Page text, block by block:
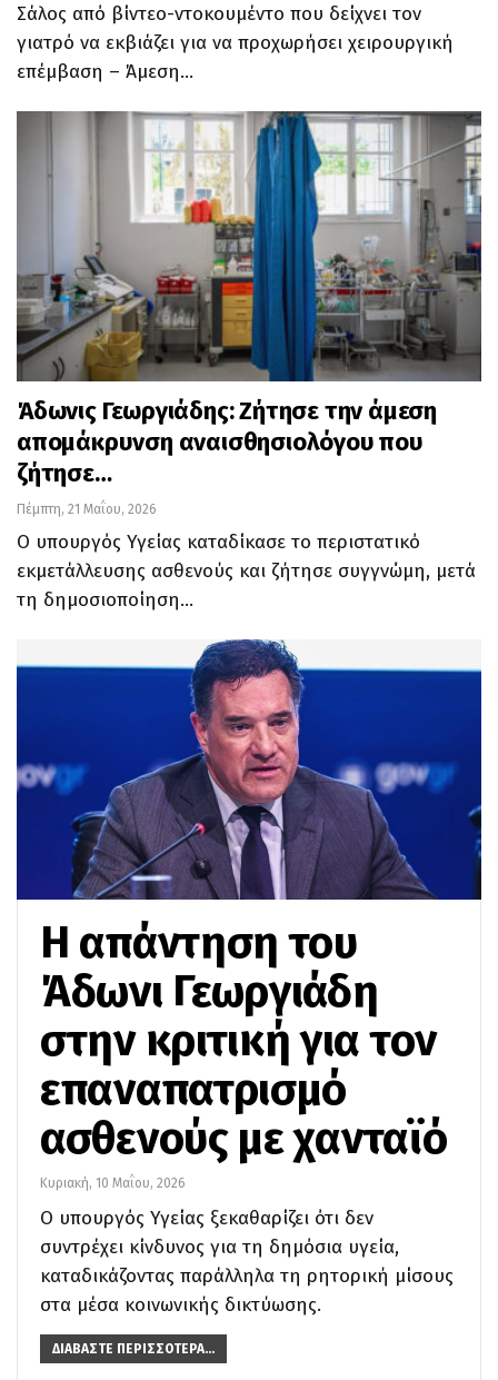
Σάλος από βίντεο-ντοκουμέντο που δείχνει τον
γιατρό να εκβιάζει για να προχωρήσει χειρουργική
επέμβαση – Άμεση…
Άδωνις Γεωργιάδης: Ζήτησε την άμεση
απομάκρυνση αναισθησιολόγου που
ζήτησε…
Πέμπτη, 21 Μαΐου, 2026
Ο υπουργός Υγείας καταδίκασε το περιστατικό
εκμετάλλευσης ασθενούς και ζήτησε συγγνώμη, μετά
τη δημοσιοποίηση…
Η απάντηση του
Άδωνι Γεωργιάδη
στην κριτική για τον
επαναπατρισμό
ασθενούς με χανταϊό
Κυριακή, 10 Μαΐου, 2026
Ο υπουργός Υγείας ξεκαθαρίζει ότι δεν
συντρέχει κίνδυνος για τη δημόσια υγεία,
καταδικάζοντας παράλληλα τη ρητορική μίσους
στα μέσα κοινωνικής δικτύωσης.
ΔΙΑΒΆΣΤΕ ΠΕΡΙΣΣΌΤΕΡΑ...